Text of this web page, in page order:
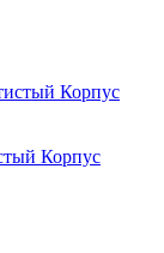
Корпус